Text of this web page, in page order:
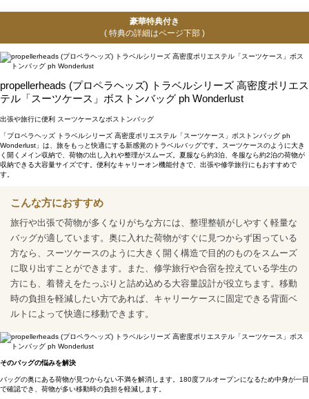
豪華特典付き
( 特典の詳細はページ下部 )
propellerheads (プロペラヘッズ) トラベルシリーズ 高密度ポリエス
テル「スーツケース」ボストンバッグ ph Wonderlust
出張や旅行に便利 スーツケースなボストンバッグ
「プロペラヘッズ トラベルシリーズ 高密度ポリエステル「スーツケース」ボストンバッグ ph
Wonderlust」は、旅をもっと快適にする新感覚のトラベルバッグです。スーツケースのように大き
く開くメイン収納で、荷物の出し入れや整理がスムーズ。夏服なら約3泊、冬服なら約2泊の荷物が
収納できる大容量サイズです。便利なキャリーオン機能付きで、出張や修学旅行にもおすすめで
す。
こんな方におすすめ
旅行や出張で荷物が多くなりがちな方には、整理整頓がしやすく軽量な
バッグが適しています。奥に入れた荷物がすぐに見つからず困っている
方なら、スーツケースのように大きく開く構造で目的のものをスムーズ
に取り出すことができます。また、修学旅行や合宿を控えている学生の
方にも、着替えをたっぷりと詰め込める大容量設計が役立ちます。移動
時の負担を軽減したい方であれば、キャリーケースに固定できる背面ベ
ルトによって快適に移動できます。
そのバッグの悩みを解決
バッグの奥にある荷物が見つからない不満を解消します。180度フルオープンになるため中身が一目
で確認でき、荷物が多い移動時の負担を軽減します。